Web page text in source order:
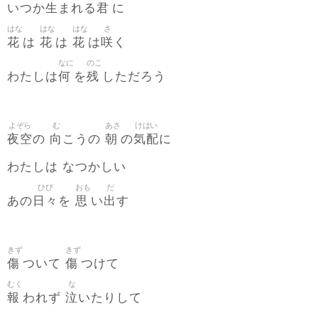
いつか生 まれる君 に
花
はな
は 花
はな
は 花
はな
は咲
さ
く
わたしは何
なに
を残
のこ
しただろう
夜空
よぞら
の 向
む
こうの 朝
あさ
の気配
けはい
に
わたしは なつかしい
あの 日々
ひび
を 思
おも
い出
だ
す
傷
きず
ついて 傷
きず
つけて
報
むく
われず 泣
な
いたりして